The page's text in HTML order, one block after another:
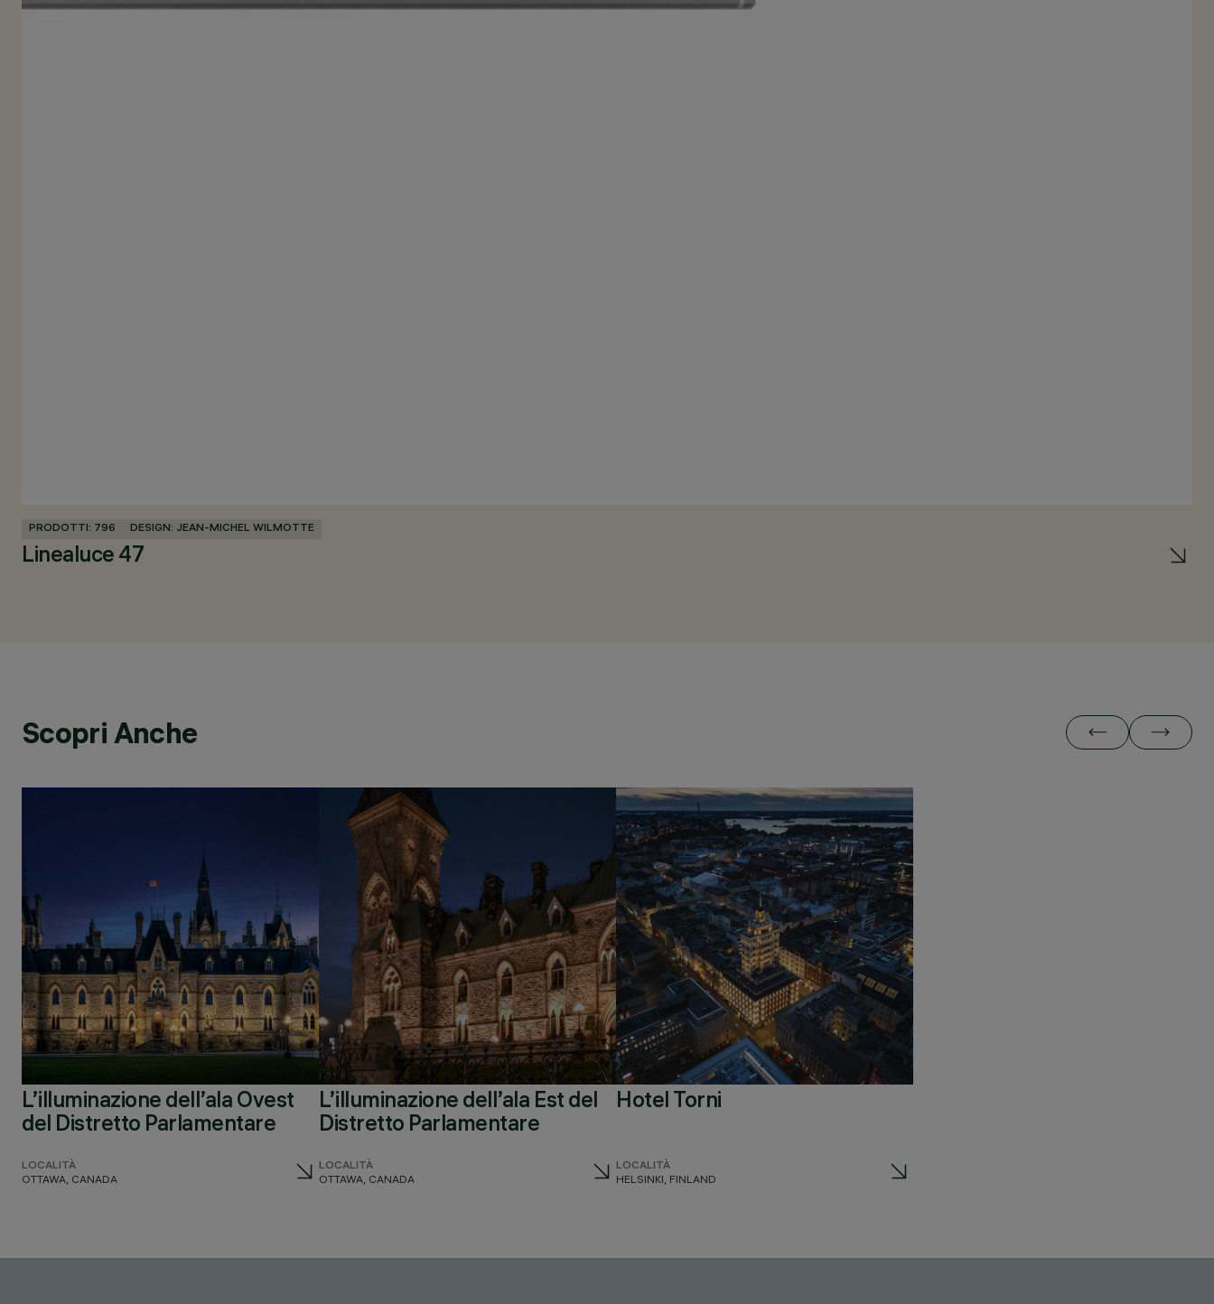
PRODOTTI: 796 DESIGN: JEAN-MICHEL WILMOTTE
Linealuce 47
Scopri Anche
L’illuminazione dell’ala Ovest
del Distretto Parlamentare
LOCALITÀ
OTTAWA, CANADA
L’illuminazione dell’ala Est del
Distretto Parlamentare
LOCALITÀ
OTTAWA, CANADA
Hotel Torni
LOCALITÀ
HELSINKI, FINLAND